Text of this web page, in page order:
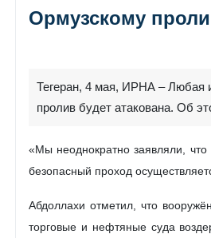
Ормузскому